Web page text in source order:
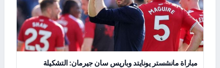
مباراة مانشستر يونايتد وباريس سان جيرمان: التشكيلة